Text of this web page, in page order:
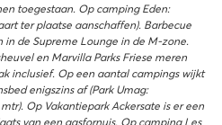
toegestaan. Op camping Eden:
ter plaatse aanschaffen). Barbecue
de Supreme Lounge in de M-zone.
en Marvilla Parks Friese meren
inclusief. Op een aantal campings wijkt
enigszins af (Park Umag:
Op Vakantiepark Ackersate is er een
van een gasfornuis. Op camping Les